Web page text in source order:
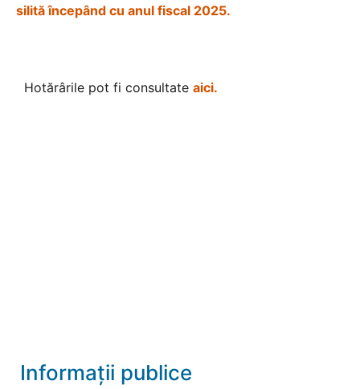
silită începând cu anul fiscal 2025.
Hotărârile pot fi consultate aici.
Informații publice